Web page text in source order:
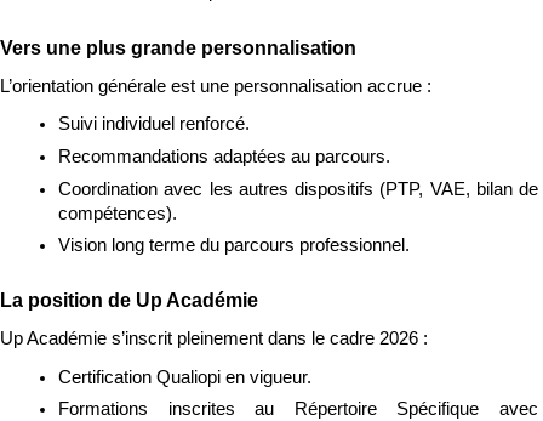
Vers une plus grande personnalisation
L’orientation générale est une personnalisation accrue :
Suivi individuel renforcé.
Recommandations adaptées au parcours.
Coordination avec les autres dispositifs (PTP, VAE, bilan de
compétences).
Vision long terme du parcours professionnel.
La position de Up Académie
Up Académie s’inscrit pleinement dans le cadre 2026 :
Certification Qualiopi en vigueur.
Formations inscrites au Répertoire Spécifique avec